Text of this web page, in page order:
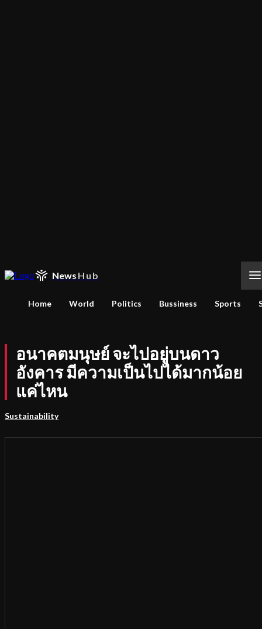
News Hub
Home World Politics Bussiness Sports
อนาคตมนุษย์ จะไปอยู่บนดาว
อังคาร มีความเป็นไปได้มากน้อย
แค่ไหน
Sustainability